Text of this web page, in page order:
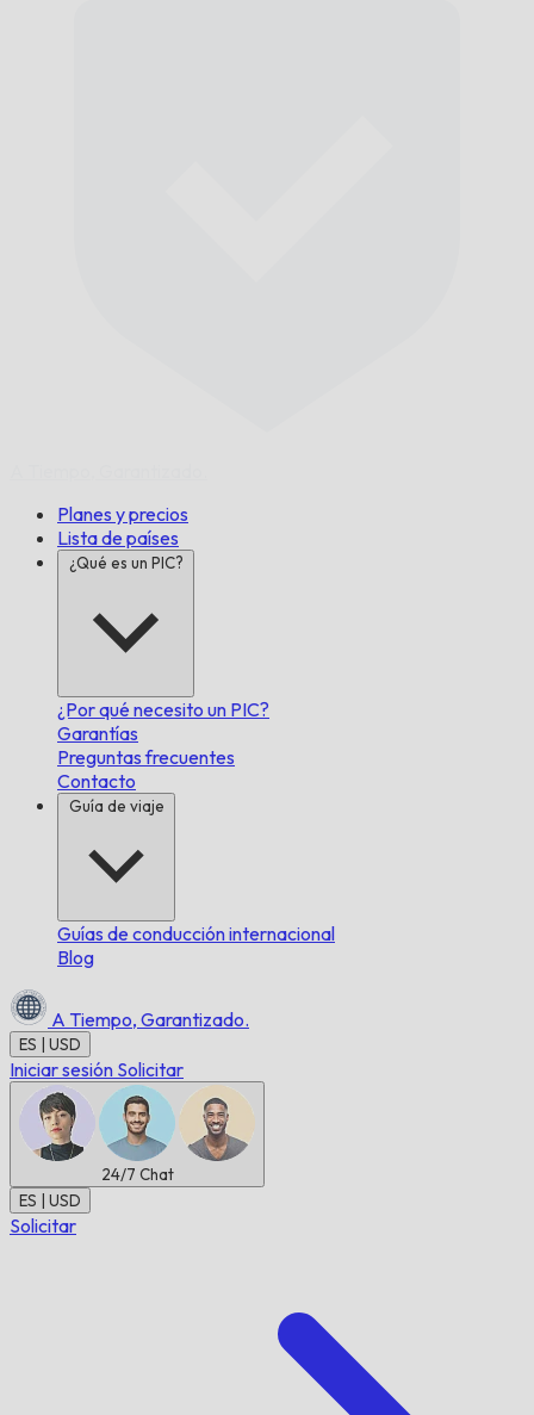
Planes y precios
Lista de países
¿Qué es un PIC?
¿Por qué necesito un PIC?
Garantías
Preguntas frecuentes
Contacto
Guía de viaje
Guías de conducción internacional
Blog
A Tiempo, Garantizado.
ES | USD
Iniciar sesión Solicitar
24/7 Chat
ES | USD
Solicitar